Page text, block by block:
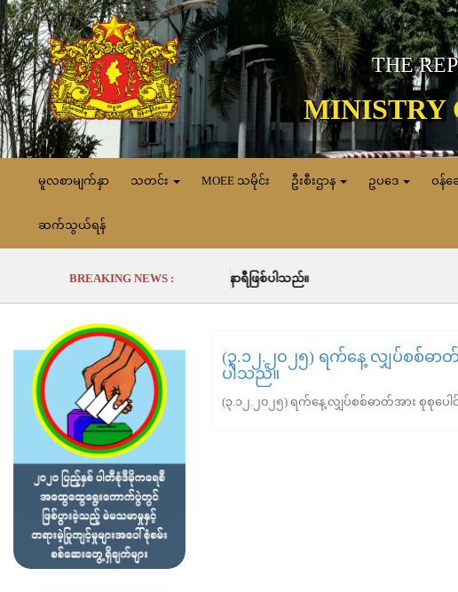
THE
MINISTRY
မူလစာမျက်နှာ သတင်း MOEE သမိုင်း ဦးစီးဌာန ဥပဒေ ဝန်ဆ
ဆက်သွယ်ရန်
BREAKING NEWS :
ခဲ့မှုမှာ (၆၉၉၆၈.၇) မဂ္ဂါဝပ်နာရီဖြစ်ပါသည်။
(၃.၁၂.၂၀၂၅) ရက်နေ့ လျှပ်စစ်ဓာတ်
ပါသည်။
(၃.၁၂.၂၀၂၅) ရက်နေ့ လျှပ်စစ်ဓာတ်အား စုစုပေ